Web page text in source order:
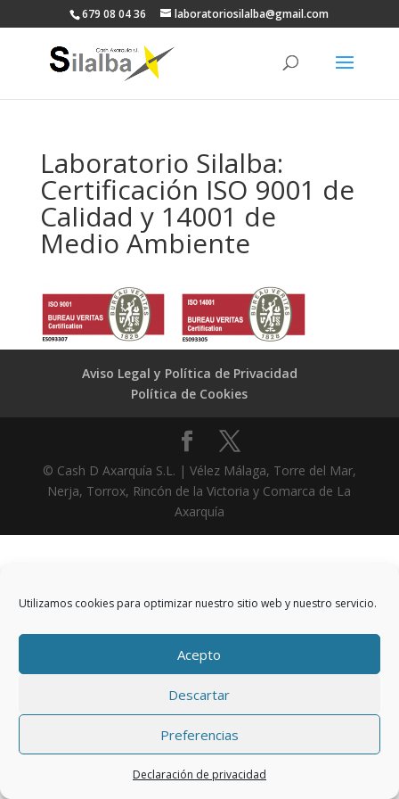
Utilizamos cookies para optimizar nuestro sitio web y nuestro servicio.
Acepto
Descartar
Preferencias
Declaración de privacidad
679 08 04 36 laboratoriosilalba@gmail.com
Laboratorio Silalba:
Certificación ISO 9001 de
Calidad y 14001 de
Medio Ambiente
Aviso Legal y Política de Privacidad
Política de Cookies
© Cash D Axarquía S.L. | Vélez Málaga, Torre del Mar,
Nerja, Torrox, Rincón de la Victoria y Comarca de La
Axarquía